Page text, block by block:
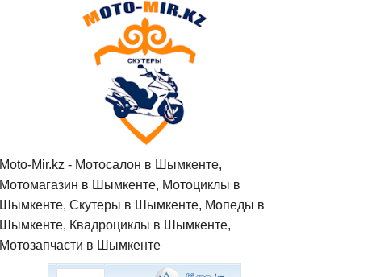
Moto-Mir.kz - Мотосалон в Шымкенте,
Мотомагазин в Шымкенте, Мотоциклы в
Шымкенте, Скутеры в Шымкенте, Мопеды в
Шымкенте, Квадроциклы в Шымкенте,
Мотозапчасти в Шымкенте